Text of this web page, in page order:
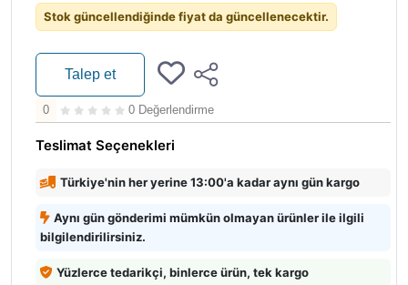
Stok güncellendiğinde fiyat da güncellenecektir.
Talep et
0 0 Değerlendirme
Teslimat Seçenekleri
Türkiye'nin her yerine 13:00'a kadar aynı gün kargo
Aynı gün gönderimi mümkün olmayan ürünler ile ilgili
bilgilendirilirsiniz.
Yüzlerce tedarikçi, binlerce ürün, tek kargo